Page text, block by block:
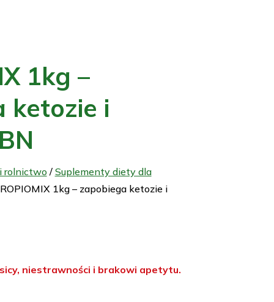
1kg –
ketozie i
rolnictwo / Suplementy diety dla
1kg – zapobiega ketozie i
niestrawności i brakowi apetytu.